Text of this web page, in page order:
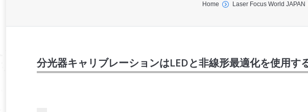
Home Laser Focus World JAPAN
分光器キャリブレーションはLEDと非線形最適化を使用す